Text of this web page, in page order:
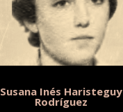
Susana Inés Haristeguy
Rodríguez